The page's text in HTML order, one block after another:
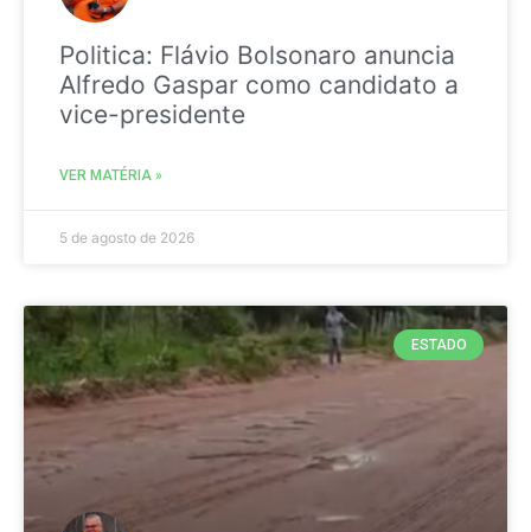
Politica: Flávio Bolsonaro anuncia
Alfredo Gaspar como candidato a
vice-presidente
VER MATÉRIA »
5 de agosto de 2026
ESTADO